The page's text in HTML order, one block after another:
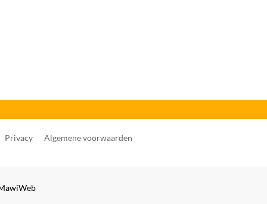
Privacy Algemene voorwaarden